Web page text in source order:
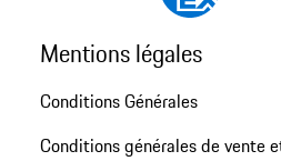
Mentions légales
Conditions Générales
Conditions générales de vente